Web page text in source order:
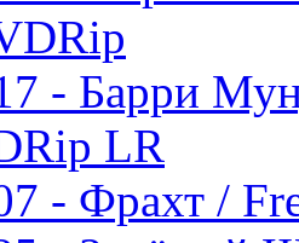
- Барри
LR
- Фрахт /